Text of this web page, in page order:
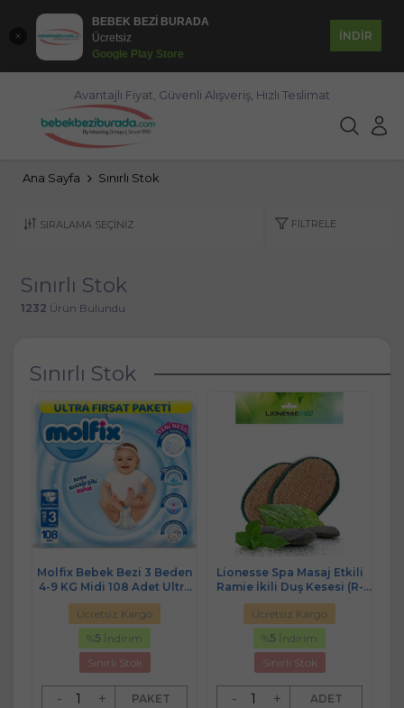
BEBEK BEZİ BURADA
Ücretsiz
Google Play Store
İNDİR
Avantajlı Fiyat, Güvenli Alışveriş, Hızlı Teslimat
Ana Sayfa Sınırlı Stok
FILTRELE
Sınırlı Stok
1232 Ürün Bulundu
Sınırlı Stok
Molfix Bebek Bezi 3 Beden
4-9 KG Midi 108 Adet Ultra
Fırsat Pk
Ücretsiz Kargo
%5 İndirim
Sınırlı Stok
- + PAKET
Lionesse Spa Masaj Etkili
Ramie İkili Duş Kesesi (R-
407)
Ücretsiz Kargo
%5 İndirim
Sınırlı Stok
- + ADET